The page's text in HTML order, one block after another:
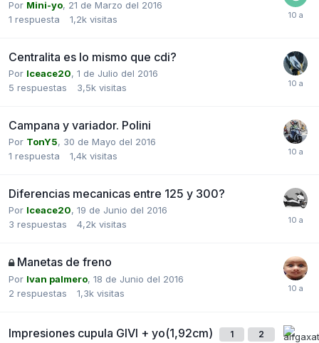
Por Mini-yo, 21 de Marzo del 2016
1 respuesta 1,2k visitas
Centralita es lo mismo que cdi?
Por Iceace20, 1 de Julio del 2016
5 respuestas 3,5k visitas
Campana y variador. Polini
Por TonY5, 30 de Mayo del 2016
1 respuesta 1,4k visitas
Diferencias mecanicas entre 125 y 300?
Por Iceace20, 19 de Junio del 2016
3 respuestas 4,2k visitas
Manetas de freno
Por Ivan palmero, 18 de Junio del 2016
2 respuestas 1,3k visitas
Impresiones cupula GIVI + yo(1,92cm) 1 2